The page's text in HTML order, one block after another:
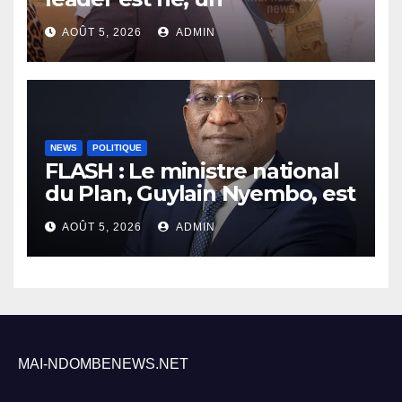
entrepreneur leur est donné
AOÛT 5, 2026 ADMIN
NEWS POLITIQUE
FLASH : Le ministre national
du Plan, Guylain Nyembo, est
arrivé ce mercredi à Inongo
AOÛT 5, 2026 ADMIN
MAI-NDOMBENEWS.NET